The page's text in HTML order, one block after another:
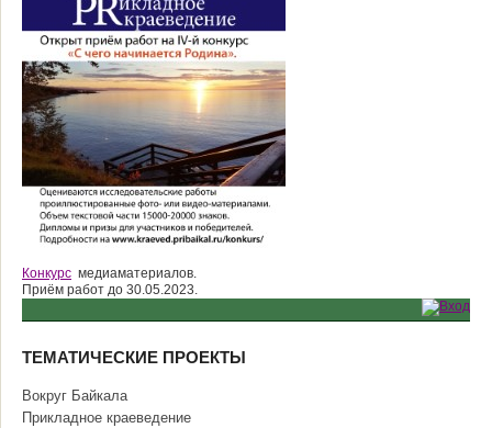
Конкурс медиаматериалов.
Приём работ до 30.05.2023.
ТЕМАТИЧЕСКИЕ ПРОЕКТЫ
Вокруг Байкала
Прикладное краеведение